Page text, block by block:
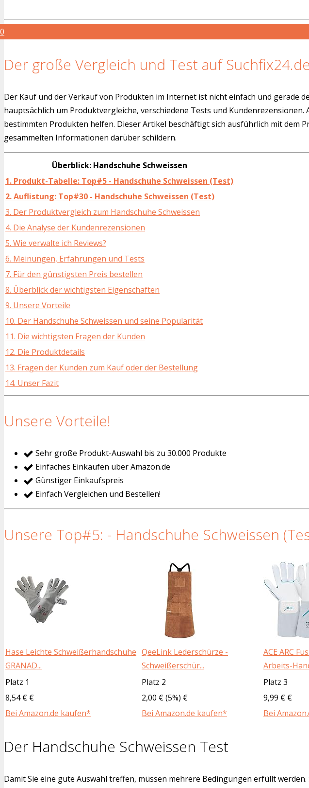
Der große Vergleich und Test auf
Der Kauf und der Verkauf von Produkten im Internet ist nicht einfach und gerade
hauptsächlich um Produktvergleiche, verschiedene Tests und Kundenrezensionen.
bestimmten Produkten helfen. Dieser Artikel beschäftigt sich ausführlich mit dem
gesammelten Informationen darüber schildern.
Überblick: Handschuhe Schweissen
1. Produkt-Tabelle: Top#5 - Handschuhe Schweissen (Test)
2. Auflistung: Top#30 - Handschuhe Schweissen (Test)
3. Der Produktvergleich zum Handschuhe Schweissen
4. Die Analyse der Kundenrezensionen
5. Wie verwalte ich Reviews?
6. Meinungen, Erfahrungen und Tests
7. Für den günstigsten Preis bestellen
8. Überblick der wichtigsten Eigenschaften
9. Unsere Vorteile
10. Der Handschuhe Schweissen und seine Popularität
11. Die wichtigsten Fragen der Kunden
12. Die Produktdetails
13. Fragen der Kunden zum Kauf oder der Bestellung
14. Unser Fazit
Unsere Vorteile!
Sehr große Produkt-Auswahl bis zu 30.000 Produkte
Einfaches Einkaufen über Amazon.de
Günstiger Einkaufspreis
Einfach Vergleichen und Bestellen!
Unsere Top#5: - Handschuhe Schweissen
Hase Leichte Schweißerhandschuhe
GRANAD...
QeeLink Lederschürze -
Schweißerschür...
ACE ARC
Arbeits-
Platz 1
Platz 2 Platz 3
8,54 € €
2,00 € (5%) € 9,99 € €
Bei Amazon.de kaufen*
Bei Amazon.de kaufen* Bei
Der Handschuhe Schweissen Test
Damit Sie eine gute Auswahl treffen, müssen mehrere Bedingungen erfüllt